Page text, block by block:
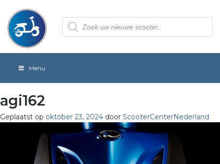
Producten
zoeken
Menu
agi162
Geplaatst op oktober 23, 2024 door ScooterCenterNederland